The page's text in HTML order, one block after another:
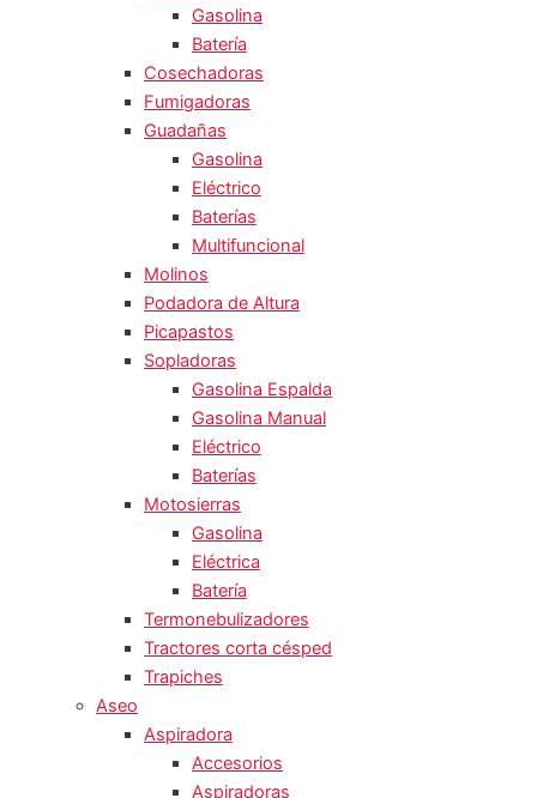
Gasolina
Batería
Cosechadoras
Fumigadoras
Guadañas
Gasolina
Eléctrico
Baterías
Multifuncional
Molinos
Podadora de Altura
Picapastos
Sopladoras
Gasolina Espalda
Gasolina Manual
Eléctrico
Baterías
Motosierras
Gasolina
Eléctrica
Batería
Termonebulizadores
Tractores corta césped
Trapiches
Aseo
Aspiradora
Accesorios
Aspiradoras